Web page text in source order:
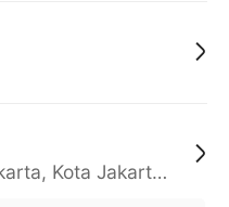
Daerah Khusus Ibukota Jakarta, Kota Jakarta Barat, Cengkareng, yy